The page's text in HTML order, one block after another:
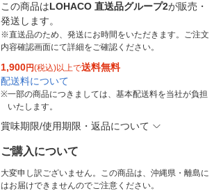
この商品はLOHACO 直送品グループ2が販売・
発送します。
※直送品のため、発送にお時間をいただきます。ご注文
内容確認画面にて詳細をご確認ください。
1,900円(税込)以上で送料無料
配送料について
※一部の商品につきましては、基本配送料を当社が負担
いたします。
賞味期限/使用期限・返品について
ご購入について
大変申し訳ございません。この商品は、沖縄県・離島に
はお届けできませんのでご注意ください。